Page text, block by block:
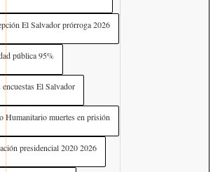
El Salvador prórroga 2026
pública 95%
El Salvador
Humanitario muertes en prisión
presidencial 2020 2026